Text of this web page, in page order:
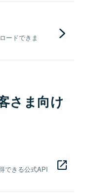
ードできま
さま向け
できる公式API